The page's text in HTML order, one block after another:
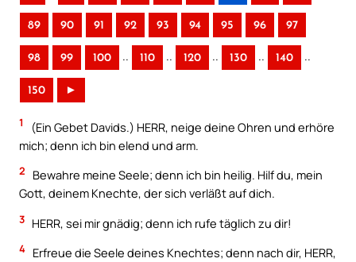
89 90 91 92 93 94 95 96 97
98 99 100 .. 110 .. 120 .. 130 .. 140 ..
150 ►
1
(Ein Gebet Davids.) HERR, neige deine Ohren und erhöre
mich; denn ich bin elend und arm.
2
Bewahre meine Seele; denn ich bin heilig. Hilf du, mein
Gott, deinem Knechte, der sich verläßt auf dich.
3 HERR, sei mir gnädig; denn ich rufe täglich zu dir!
4 Erfreue die Seele deines Knechtes; denn nach dir, HERR,